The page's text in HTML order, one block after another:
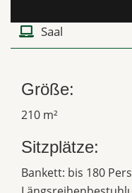
Saal
Größe:
210 m²
Sitzplätze:
Bankett: bis 180